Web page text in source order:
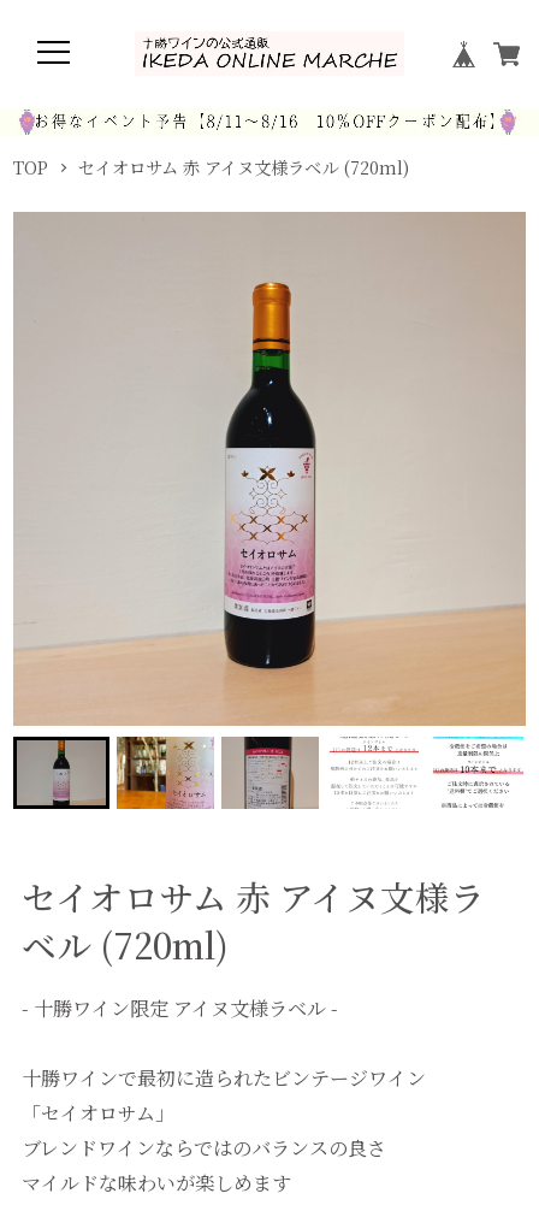
TOP セイオロサム 赤 アイヌ文様ラベル (720ml)
セイオロサム 赤 アイヌ文様ラ
ベル (720ml)
- 十勝ワイン限定 アイヌ文様ラベル -
十勝ワインで最初に造られたビンテージワイン
「セイオロサム」
ブレンドワインならではのバランスの良さ
マイルドな味わいが楽しめます